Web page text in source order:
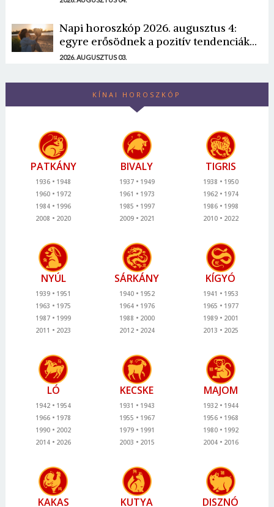
Napi horoszkóp 2026. augusztus 4:
egyre erősödnek a pozitív tendenciák...
2026. AUGUSZTUS 03.
KÍNAI HOROSZKÓP
PATKÁNY
1936
1948
1960
1972
1984
1996
2008
2020
BIVALY
1937
1949
1961
1973
1985
1997
2009
2021
TIGRIS
1938
1950
1962
1974
1986
1998
2010
2022
NYÚL
1939
1951
1963
1975
1987
1999
2011
2023
SÁRKÁNY
1940
1952
1964
1976
1988
2000
2012
2024
KÍGYÓ
1941
1953
1965
1977
1989
2001
2013
2025
LÓ
1942
1954
1966
1978
1990
2002
2014
2026
KECSKE
1931
1943
1955
1967
1979
1991
2003
2015
MAJOM
1932
1944
1956
1968
1980
1992
2004
2016
KAKAS KUTYA DISZNÓ